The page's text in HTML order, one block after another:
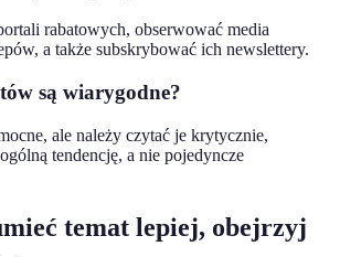
rabatowych, obserwować media
a także subskrybować ich newslettery.
są wiarygodne?
ale należy czytać je krytycznie,
tendencję, a nie pojedyncze
temat lepiej, obejrzyj